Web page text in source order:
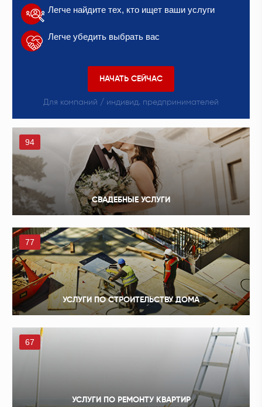
Легче найдите тех, кто ищет ваши услуги
Легче убедить выбрать вас
НАЧАТЬ СЕЙЧАС
Для компаний / индивид. предпринимателей
94
СВАДЕБНЫЕ УСЛУГИ
77
УСЛУГИ ПО СТРОИТЕЛЬСТВУ ДОМА
67
УСЛУГИ ПО РЕМОНТУ КВАРТИР